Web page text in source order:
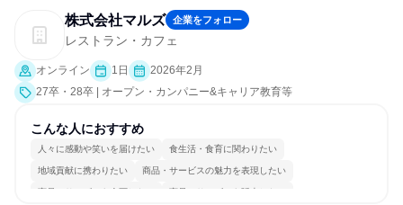
株式会社マルズ 企業をフォロー
レストラン・カフェ
オンライン 1日
2026年2月
27卒・28卒 | オープン・カンパニー&キャリア教育等
こんな人におすすめ
人々に感動や笑いを届けたい 食生活・食育に関わりたい
地域貢献に携わりたい 商品・サービスの魅力を表現したい
商品・サービスを企画したい 商品・サービスを販売したい